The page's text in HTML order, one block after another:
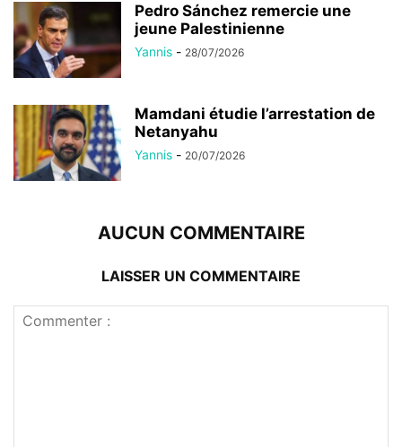
Pedro Sánchez remercie une
jeune Palestinienne
Yannis - 28/07/2026
Mamdani étudie l’arrestation de
Netanyahu
Yannis - 20/07/2026
AUCUN COMMENTAIRE
LAISSER UN COMMENTAIRE